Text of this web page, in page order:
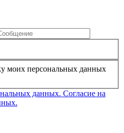
моих персональных данных
данных. Согласие на